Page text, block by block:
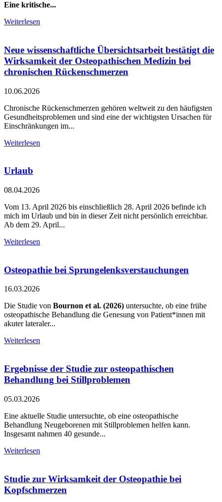
Eine kritische...
Weiterlesen
Neue wissenschaftliche Übersichtsarbeit bestätigt die
Wirksamkeit der Osteopathischen Medizin bei
chronischen Rückenschmerzen
10.06.2026
Chronische Rückenschmerzen gehören weltweit zu den häufigsten
Gesundheitsproblemen und sind eine der wichtigsten Ursachen für
Einschränkungen im...
Weiterlesen
Urlaub
08.04.2026
Vom 13. April 2026 bis einschließlich 28. April 2026 befinde ich
mich im Urlaub und bin in dieser Zeit nicht persönlich erreichbar.
Ab dem 29. April...
Weiterlesen
Osteopathie bei Sprungelenksverstauchungen
16.03.2026
Die Studie von Bournon et al. (2026) untersuchte, ob eine frühe
osteopathische Behandlung die Genesung von Patient*innen mit
akuter lateraler...
Weiterlesen
Ergebnisse der Studie zur osteopathischen
Behandlung bei Stillproblemen
05.03.2026
Eine aktuelle Studie untersuchte, ob eine osteopathische
Behandlung Neugeborenen mit Stillproblemen helfen kann.
Insgesamt nahmen 40 gesunde...
Weiterlesen
Studie zur Wirksamkeit der Osteopathie bei
Kopfschmerzen